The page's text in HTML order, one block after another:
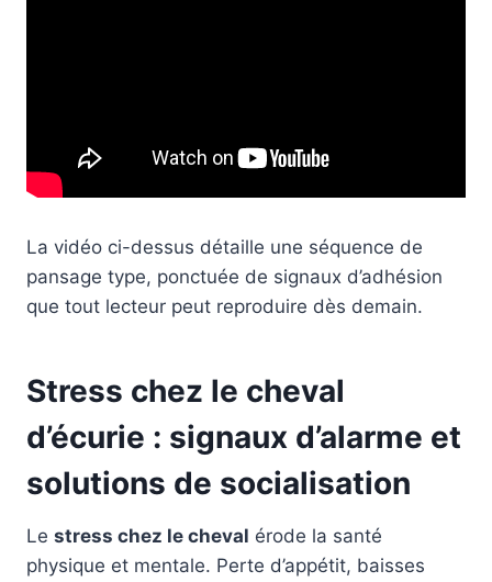
La vidéo ci-dessus détaille une séquence de
pansage type, ponctuée de signaux d’adhésion
que tout lecteur peut reproduire dès demain.
Stress chez le cheval
d’écurie : signaux d’alarme et
solutions de socialisation
Le stress chez le cheval érode la santé
physique et mentale. Perte d’appétit, baisses